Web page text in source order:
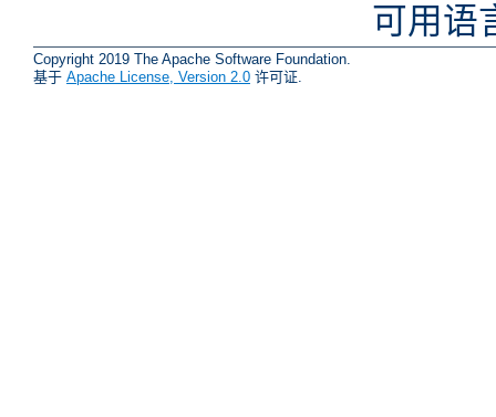
可用语
Copyright 2019 The Apache Software Foundation.
基于 Apache License, Version 2.0 许可证.